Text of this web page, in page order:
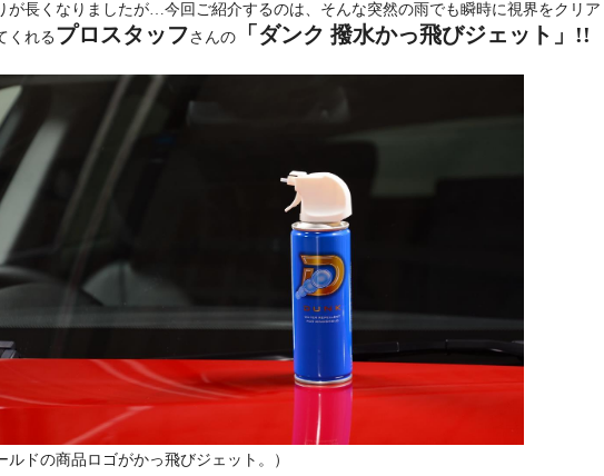
が長くなりましたが…今回ご紹介するのは、そんな突然の雨でも瞬時に視界をクリア
くれる プロスタッフさんの 「ダンク 撥水かっ飛びジェット」!!
ルドの商品ロゴがかっ飛びジェット。）